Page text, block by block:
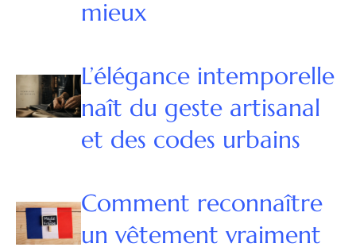
mieux
L’élégance intemporelle
naît du geste artisanal
et des codes urbains
Comment reconnaître
un vêtement vraiment